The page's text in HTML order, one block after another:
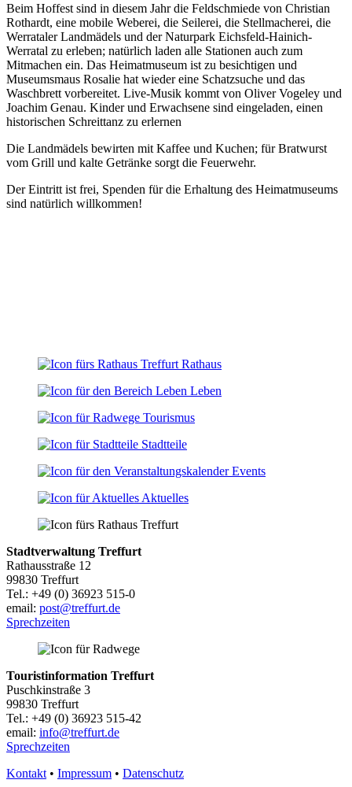
Beim Hoffest sind in diesem Jahr die Feldschmiede von Christian
Rothardt, eine mobile Weberei, die Seilerei, die Stellmacherei, die
Werrataler Landmädels und der Naturpark Eichsfeld-Hainich-
Werratal zu erleben; natürlich laden alle Stationen auch zum
Mitmachen ein. Das Heimatmuseum ist zu besichtigen und
Museumsmaus Rosalie hat wieder eine Schatzsuche und das
Waschbrett vorbereitet. Live-Musik kommt von Oliver Vogeley und
Joachim Genau. Kinder und Erwachsene sind eingeladen, einen
historischen Schreittanz zu erlernen
Die Landmädels bewirten mit Kaffee und Kuchen; für Bratwurst
vom Grill und kalte Getränke sorgt die Feuerwehr.
Der Eintritt ist frei, Spenden für die Erhaltung des Heimatmuseums
sind natürlich willkommen!
Rathaus
Leben
Tourismus
Stadtteile
Events
Aktuelles
Stadtverwaltung Treffurt
Rathausstraße 12
99830 Treffurt
Tel.: +49 (0) 36923 515-0
email: post@treffurt.de
Sprechzeiten
Touristinformation Treffurt
Puschkinstraße 3
99830 Treffurt
Tel.: +49 (0) 36923 515-42
email: info@treffurt.de
Sprechzeiten
Kontakt • Impressum • Datenschutz